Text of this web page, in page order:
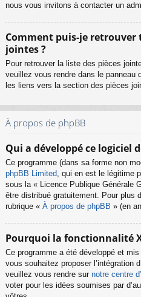
nous vous invitons à contacter un
Comment puis-je retrouver
jointes ?
Pour retrouver la liste des pièces
veuillez vous rendre dans le panneau
les liens vers la section des pièces
À propos de phpBB
Qui a développé ce logiciel
Ce programme (dans sa forme non
phpBB Limited, qui en est le légitime
sous la « Licence Publique Générale
être distribué gratuitement. Pour plus
rubrique « À propos de phpBB » (en
Pourquoi la fonctionnalité
Ce programme a été développé et
vous souhaitez proposer l’intégration
veuillez vous rendre sur notre centre
voter pour les idées soumises par